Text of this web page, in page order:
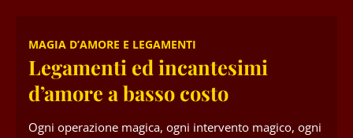
MAGIA D’AMORE E LEGAMENTI
Legamenti ed incantesimi
d’amore a basso costo
Ogni operazione magica, ogni intervento magico, ogni